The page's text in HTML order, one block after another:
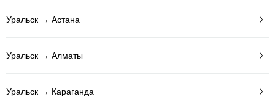
Уральск → Астана
Уральск → Алматы
Уральск → Караганда